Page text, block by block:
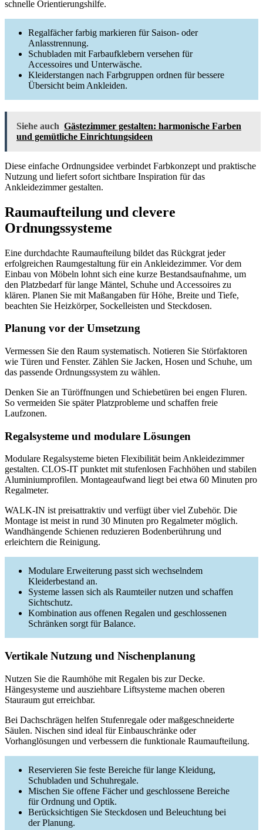
schnelle Orientierungshilfe.
Regalfächer farbig markieren für Saison- oder
Anlasstrennung.
Schubladen mit Farbaufklebern versehen für
Accessoires und Unterwäsche.
Kleiderstangen nach Farbgruppen ordnen für bessere
Übersicht beim Ankleiden.
Siehe auch Gästezimmer gestalten: harmonische Farben
und gemütliche Einrichtungsideen
Diese einfache Ordnungsidee verbindet Farbkonzept und praktische
Nutzung und liefert sofort sichtbare Inspiration für das
Ankleidezimmer gestalten.
Raumaufteilung und clevere
Ordnungssysteme
Eine durchdachte Raumaufteilung bildet das Rückgrat jeder
erfolgreichen Raumgestaltung für ein Ankleidezimmer. Vor dem
Einbau von Möbeln lohnt sich eine kurze Bestandsaufnahme, um
den Platzbedarf für lange Mäntel, Schuhe und Accessoires zu
klären. Planen Sie mit Maßangaben für Höhe, Breite und Tiefe,
beachten Sie Heizkörper, Sockelleisten und Steckdosen.
Planung vor der Umsetzung
Vermessen Sie den Raum systematisch. Notieren Sie Störfaktoren
wie Türen und Fenster. Zählen Sie Jacken, Hosen und Schuhe, um
das passende Ordnungssystem zu wählen.
Denken Sie an Türöffnungen und Schiebetüren bei engen Fluren.
So vermeiden Sie später Platzprobleme und schaffen freie
Laufzonen.
Regalsysteme und modulare Lösungen
Modulare Regalsysteme bieten Flexibilität beim Ankleidezimmer
gestalten. CLOS-IT punktet mit stufenlosen Fachhöhen und stabilen
Aluminiumprofilen. Montageaufwand liegt bei etwa 60 Minuten pro
Regalmeter.
WALK-IN ist preisattraktiv und verfügt über viel Zubehör. Die
Montage ist meist in rund 30 Minuten pro Regalmeter möglich.
Wandhängende Schienen reduzieren Bodenberührung und
erleichtern die Reinigung.
Modulare Erweiterung passt sich wechselndem
Kleiderbestand an.
Systeme lassen sich als Raumteiler nutzen und schaffen
Sichtschutz.
Kombination aus offenen Regalen und geschlossenen
Schränken sorgt für Balance.
Vertikale Nutzung und Nischenplanung
Nutzen Sie die Raumhöhe mit Regalen bis zur Decke.
Hängesysteme und ausziehbare Liftsysteme machen oberen
Stauraum gut erreichbar.
Bei Dachschrägen helfen Stufenregale oder maßgeschneiderte
Säulen. Nischen sind ideal für Einbauschränke oder
Vorhanglösungen und verbessern die funktionale Raumaufteilung.
Reservieren Sie feste Bereiche für lange Kleidung,
Schubladen und Schuhregale.
Mischen Sie offene Fächer und geschlossene Bereiche
für Ordnung und Optik.
Berücksichtigen Sie Steckdosen und Beleuchtung bei
der Planung.